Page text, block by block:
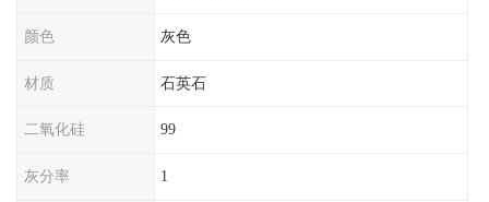
颜色 灰色
材质 石英石
二氧化硅 99
灰分率 1